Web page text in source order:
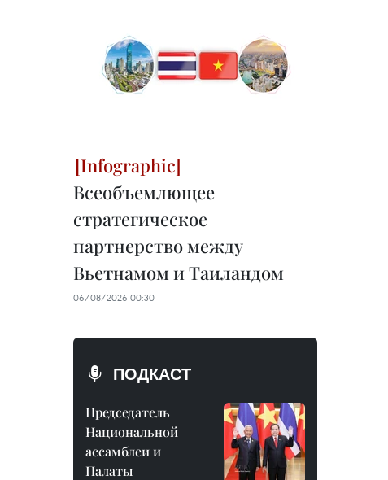
Всеобъемлющее
стратегическое
партнерство между
Вьетнамом и Таиландом
06/08/2026 00:30
ПОДКАСТ
Председатель
Национальной
ассамблеи и
Палаты